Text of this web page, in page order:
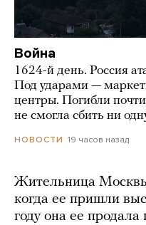
Война
1624-й день. Россия
Под ударами —
центры. Погибли
не смогла сбить ни
НОВОСТИ 19 часов назад
Жительница
когда ее пришли
году она ее